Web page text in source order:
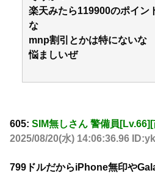
楽天みたら119900のポイン
な
mnp割引とかは特にないな
悩ましいぜ
605: SIM無しさん 警備員
2025/08/20(水) 14:06:36.96
799ドルだからiPhone無印や